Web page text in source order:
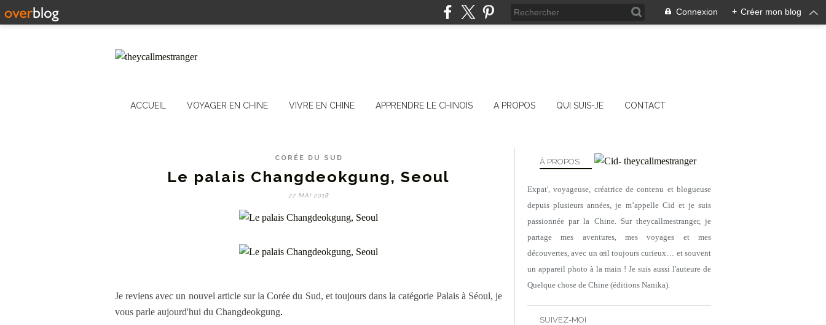
Connexion + Créer mon blog
ACCUEIL VOYAGER EN CHINE VIVRE EN CHINE APPRENDRE LE CHINOIS A PROPOS QUI SUIS-JE CONTACT
CORÉE DU SUD
Le palais Changdeokgung, Seoul
27 MAI 2018
Je reviens avec un nouvel article sur la Corée du Sud, et toujours dans la catégorie Palais à Séoul, je
vous parle aujourd'hui du Changdeokgung.
SUIVEZ-MOI
À PROPOS
Expat', voyageuse, créatrice de contenu et blogueuse
depuis plusieurs années, je m’appelle Cid et je suis
passionnée par la Chine. Sur theycallmestranger, je
partage mes aventures, mes voyages et mes
découvertes, avec un œil toujours curieux… et souvent
un appareil photo à la main ! Je suis aussi l'auteure de
Quelque chose de Chine (éditions Nanika).